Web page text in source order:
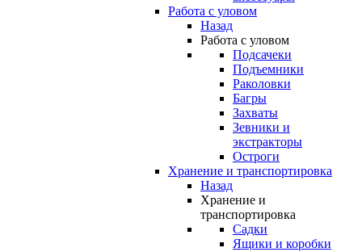
Работа с уловом
Назад
Работа с уловом
Подсачеки
Подъемники
Раколовки
Багры
Захваты
Зевники и
экстракторы
Остроги
Хранение и транспортировка
Назад
Хранение и
транспортировка
Садки
Ящики и коробки